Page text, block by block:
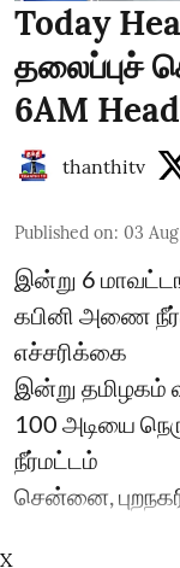
Today
தலைப்புச்
6AM
thanthitv
Published on: 03 Aug
இன்று 6
கபினி அணை
எச்சரிக்கை
இன்று தமிழகம்
100 அடியை
நீர்மட்டம்
சென்னை,
X